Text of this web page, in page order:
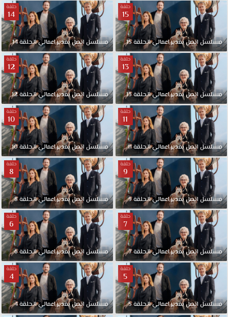
حلقة
15
مسلسل اتصلبمديراعماليالحلقة15
حلقة
14
مسلسل اتصلبمديراعماليالحلقة14
حلقة
13
مسلسل اتصلبمديراعماليالحلقة13
حلقة
12
مسلسل اتصلبمديراعماليالحلقة12
حلقة
11
مسلسل اتصلبمديراعماليالحلقة11
حلقة
10
مسلسل اتصلبمديراعماليالحلقة10
حلقة
9
مسلسل اتصلبمديراعماليالحلقة9
حلقة
8
مسلسل اتصلبمديراعماليالحلقة8
حلقة
7
مسلسل اتصلبمديراعماليالحلقة7
حلقة
6
مسلسل اتصلبمديراعماليالحلقة6
حلقة
5
مسلسل اتصلبمديراعماليالحلقة5
حلقة
4
مسلسل اتصلبمديراعماليالحلقة4